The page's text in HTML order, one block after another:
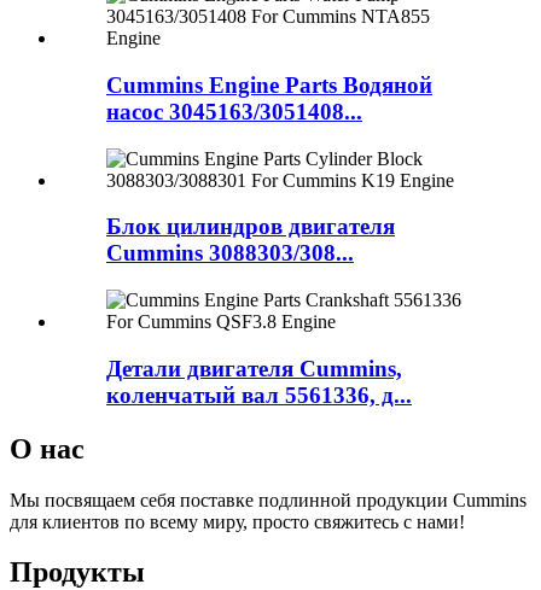
Cummins Engine Parts Водяной
насос 3045163/3051408...
Блок цилиндров двигателя
Cummins 3088303/308...
Детали двигателя Cummins,
коленчатый вал 5561336, д...
О нас
Мы посвящаем себя поставке подлинной продукции Cummins
для клиентов по всему миру, просто свяжитесь с нами!
Продукты